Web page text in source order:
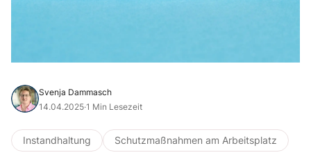
Svenja Dammasch
14.04.2025·1 Min Lesezeit
Instandhaltung Schutzmaßnahmen am Arbeitsplatz